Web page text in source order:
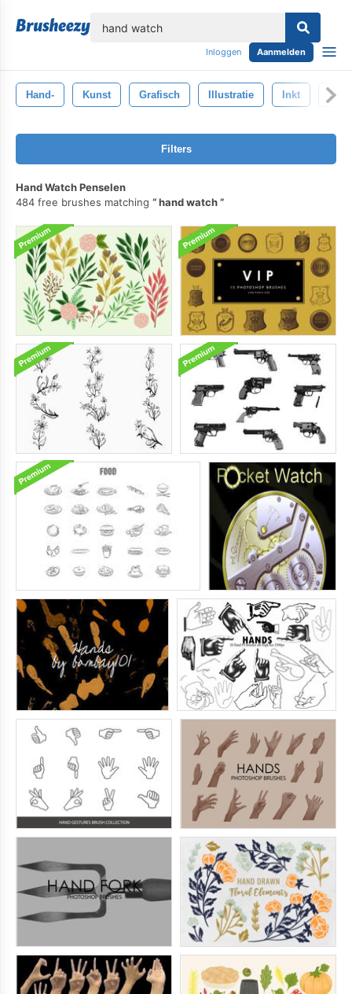
Inloggen Aanmelden
Hand- Kunst Grafisch Illustratie Inkt
Filters
Hand Watch Penselen
484 free brushes matching
hand watch